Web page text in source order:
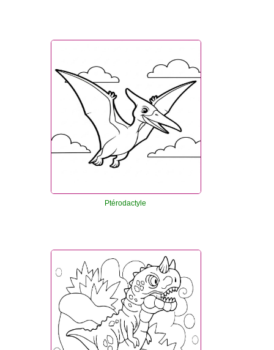
Ptérodactyle